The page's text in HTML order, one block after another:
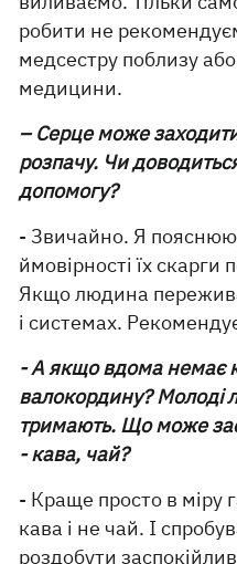
робити не
медсестру поблизу
медицини.
– Серце може
розпачу. Чи
допомогу?
- Звичайно. Я
ймовірності їх скарги
Якщо людина
і системах.
- А якщо вдома немає
валокордину? Молоді
тримають. Що може
- кава, чай?
- Краще просто в міру
кава і не чай. І
роздобути